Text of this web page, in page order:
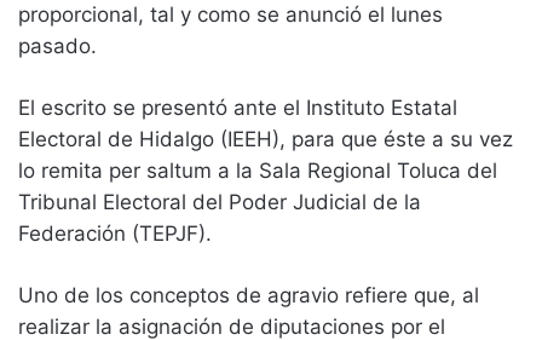
proporcional, tal y como se anunció el lunes
pasado.
El escrito se presentó ante el Instituto Estatal
Electoral de Hidalgo (IEEH), para que éste a su vez
lo remita per saltum a la Sala Regional Toluca del
Tribunal Electoral del Poder Judicial de la
Federación (TEPJF).
Uno de los conceptos de agravio refiere que, al
realizar la asignación de diputaciones por el